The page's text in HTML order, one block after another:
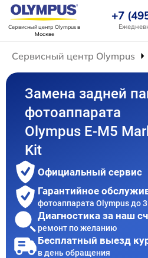
Сервисный центр Olympusв
Москве
+7
Сервисный центр Olympus
Замена задней
фотоаппарата
Olympus E‑M5
Kit
Официальный сервис
Гарантийное
фотоаппарата Olympus до
Диагностика за наш
ремонт по желанию
Бесплатный выезд
в день обращения